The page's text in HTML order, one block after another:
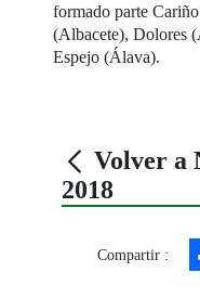
formado parte
(Albacete), Dolores
Espejo (Álava).
Volver a
2018
Compartir :